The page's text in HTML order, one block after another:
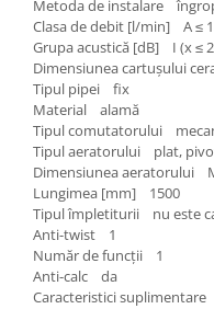
Metoda de instalare
Clasa de debit [l/min] A ≤
Grupa acustică [dB] I (x ≤
Dimensiunea cartușului
Tipul pipei fix
Material alamă
Tipul comutatorului
Tipul aeratorului plat,
Dimensiunea aeratorului
Lungimea [mm] 1500
Tipul împletiturii nu este
Anti-twist 1
Număr de funcții 1
Anti-calc da
Caracteristici